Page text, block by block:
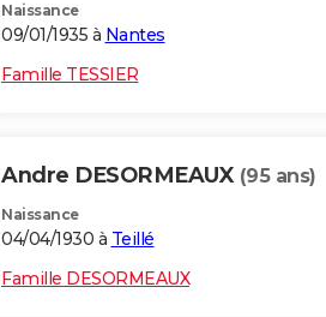
Naissance
09/01/1935 à Nantes
Famille TESSIER
Andre DESORMEAUX (95 ans)
Naissance
04/04/1930 à Teillé
Famille DESORMEAUX